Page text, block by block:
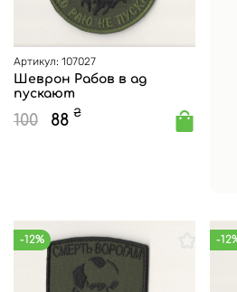
Артикул: 107027
Шеврон Рабов в ад
пускают
100 88 ₴
-12% -